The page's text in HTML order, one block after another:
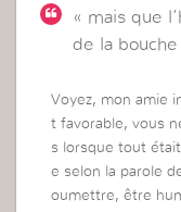
« mais que
de la
Voyez, mon amie
t favorable, vous
s lorsque tout
e selon la parole
oumettre, être